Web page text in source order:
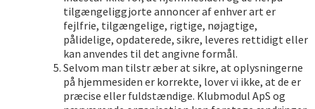
tilgængeliggjorte annoncer af enhver art er
fejlfrie, tilgængelige, rigtige, nøjagtige,
pålidelige, opdaterede, sikre, leveres rettidigt eller
kan anvendes til det angivne formål.
Selvom man tilstr æber at sikre, at oplysningerne
på hjemmesiden er korrekte, lover vi ikke, at de er
præcise eller fuldstændige. Klubmodul ApS og